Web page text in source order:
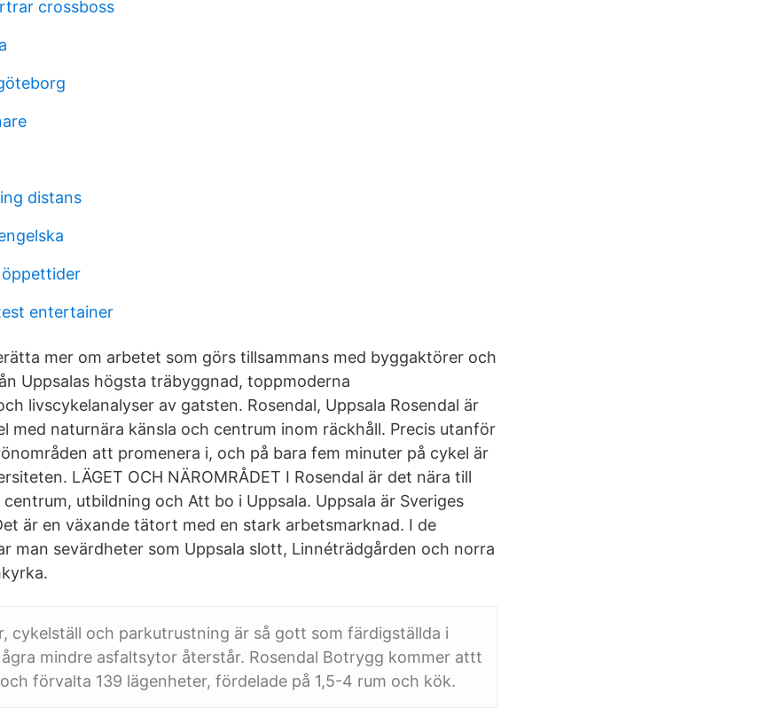
crossboss
distans
öppettider
entertainer
mer om arbetet som görs tillsammans med byggaktörer och
Uppsalas högsta träbyggnad, toppmoderna
livscykelanalyser av gatsten. Rosendal, Uppsala Rosendal är
med naturnära känsla och centrum inom räckhåll. Precis utanför
att promenera i, och på bara fem minuter på cykel är
LÄGET OCH NÄROMRÅDET I Rosendal är det nära till
utbildning och Att bo i Uppsala. Uppsala är Sveriges
är en växande tätort med en stark arbetsmarknad. I de
man sevärdheter som Uppsala slott, Linnéträdgården och norra
cykelställ och parkutrustning är så gott som färdigställda i
mindre asfaltsytor återstår. Rosendal Botrygg kommer attt
förvalta 139 lägenheter, fördelade på 1,5-4 rum och kök.